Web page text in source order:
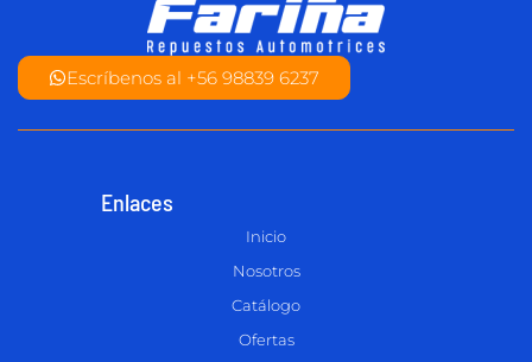
Escríbenos al +56 98839 6237
Enlaces
Inicio
Nosotros
Catálogo
Ofertas